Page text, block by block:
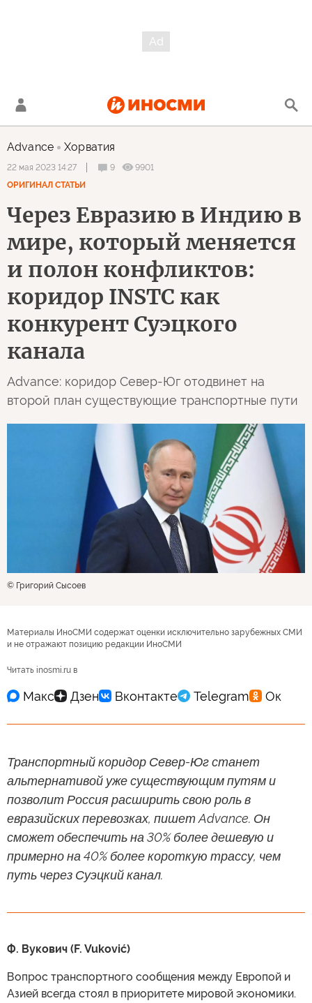
Advance Хорватия
22 мая 2023 14:27 9
9901
ОРИГИНАЛ СТАТЬИ
Через Евразию в Индию в
мире, который меняется
и полон конфликтов:
коридор INSTC как
конкурент Суэцкого
канала
Advance: коридор Север-Юг отодвинет на
второй план существующие транспортные пути
© Григорий Сысоев
Материалы ИноСМИ содержат оценки исключительно зарубежных СМИ
и не отражают позицию редакции ИноСМИ
Читать inosmi.ru в
Транспортный коридор Север-Юг станет
альтернативой уже существующим путям и
позволит Россия расширить свою роль в
евразийских перевозках, пишет Advance. Он
сможет обеспечить на 30% более дешевую и
примерно на 40% более короткую трассу, чем
путь через Суэцкий канал.
Ф. Вукович (F. Vuković)
Вопрос транспортного сообщения между Европой и
Азией всегда стоял в приоритете мировой экономики.